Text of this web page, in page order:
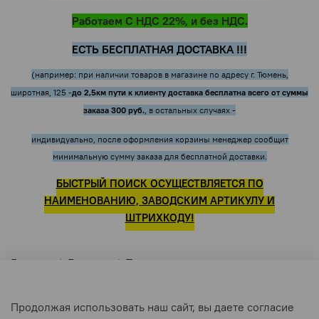
Работаем С НДС 22%, и без НДС.
ЕСТЬ БЕСПЛАТНАЯ ДОСТАВКА !!!
(например: при наличии товаров в магазине по адресу г. Тюмень,
широтная, 125 -до 2,5км пути к клиенту доставка бесплатна всего от суммы
заказа 300 руб., в остальных случаях -
индивидуально, после оформления корзины менеджер сообщит
минимальную сумму заказа для бесплатной доставки.
БЫСТРЫЙ ПОИСК ОСУЩЕСТВЛЯЕТСЯ ПО
НАИМЕНОВАНИЮ, ЗАВОДСКИМ АРТИКУЛУ И
ШТРИХКОДУ!
Главная Бренды Точмаш
Точмаш
Продолжая использовать наш сайт, вы даете согласие